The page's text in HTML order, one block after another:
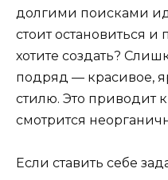
долгими поисками
стоит остановиться и
хотите создать?
подряд — красивое,
стилю. Это приводит к
смотрится
Если ставить себе